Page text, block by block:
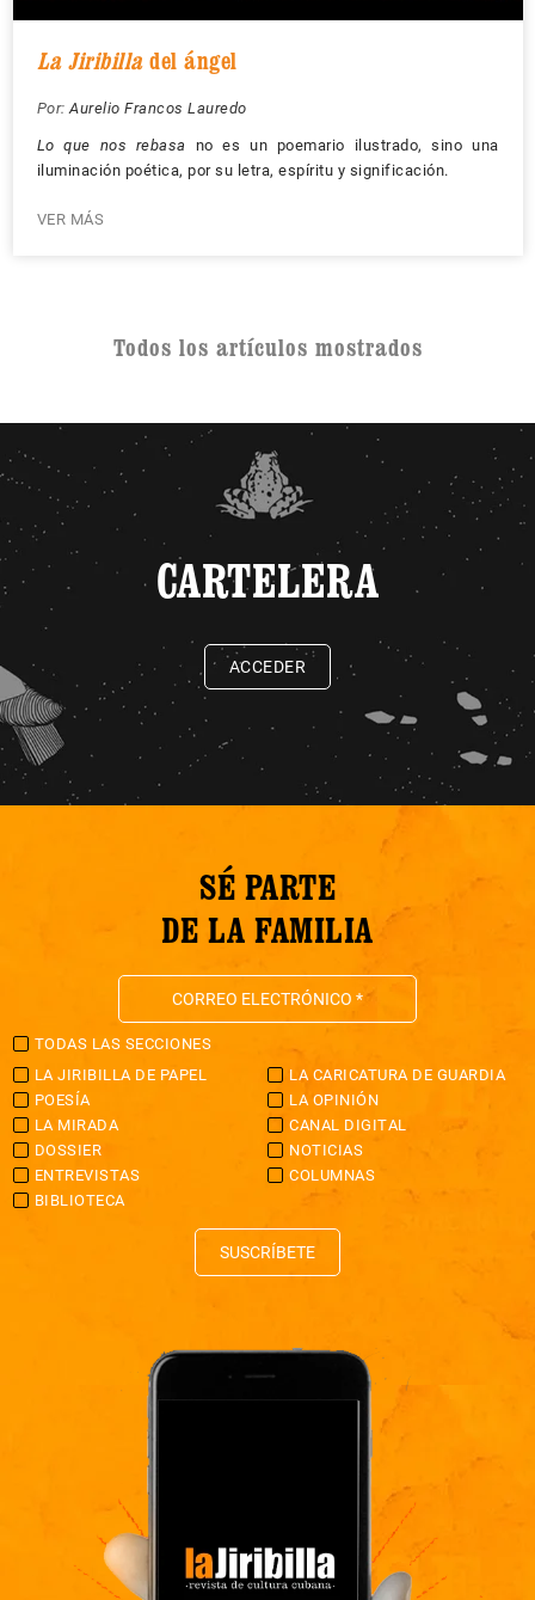
La Jiribilladel ángel
Por: Aurelio Francos Lauredo
Lo que nos rebasa
no es un poemario ilustrado, sino una
iluminación poética, por su letra, espíritu y significación.
VER MÁS
Todos los artículos mostrados
CARTELERA
ACCEDER
SÉ PARTE
DE LA FAMILIA
TODAS LAS SECCIONES
LA JIRIBILLA DE PAPEL
LA CARICATURA DE GUARDIA
POESÍA
LA OPINIÓN
LA MIRADA
CANAL DIGITAL
DOSSIER
NOTICIAS
ENTREVISTAS
COLUMNAS
BIBLIOTECA
SUSCRÍBETE